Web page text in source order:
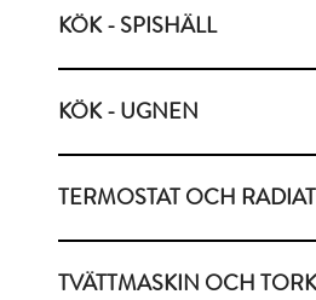
KÖK - SPISHÄLL
KÖK - UGNEN
TERMOSTAT OCH
TVÄTTMASKIN OCH